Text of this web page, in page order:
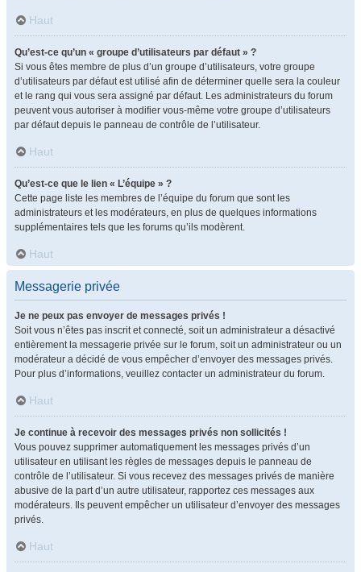
Haut
Qu’est-ce qu’un « groupe d’utilisateurs par défaut » ?
Si vous êtes membre de plus d’un groupe d’utilisateurs, votre groupe
d’utilisateurs par défaut est utilisé afin de déterminer quelle sera la couleur
et le rang qui vous sera assigné par défaut. Les administrateurs du forum
peuvent vous autoriser à modifier vous-même votre groupe d’utilisateurs
par défaut depuis le panneau de contrôle de l’utilisateur.
Haut
Qu’est-ce que le lien « L’équipe » ?
Cette page liste les membres de l’équipe du forum que sont les
administrateurs et les modérateurs, en plus de quelques informations
supplémentaires tels que les forums qu’ils modèrent.
Haut
Messagerie privée
Je ne peux pas envoyer de messages privés !
Soit vous n’êtes pas inscrit et connecté, soit un administrateur a désactivé
entièrement la messagerie privée sur le forum, soit un administrateur ou un
modérateur a décidé de vous empêcher d’envoyer des messages privés.
Pour plus d’informations, veuillez contacter un administrateur du forum.
Haut
Je continue à recevoir des messages privés non sollicités !
Vous pouvez supprimer automatiquement les messages privés d’un
utilisateur en utilisant les règles de messages depuis le panneau de
contrôle de l’utilisateur. Si vous recevez des messages privés de manière
abusive de la part d’un autre utilisateur, rapportez ces messages aux
modérateurs. Ils peuvent empêcher un utilisateur d’envoyer des messages
privés.
Haut